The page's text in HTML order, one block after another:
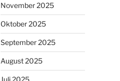
November 2025
Oktober 2025
September 2025
August 2025
Juli 2025